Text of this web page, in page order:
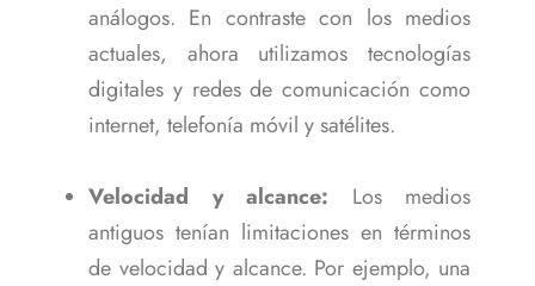
análogos. En contraste con los medios
actuales, ahora utilizamos tecnologías
digitales y redes de comunicación como
internet, telefonía móvil y satélites.
Velocidad y alcance: Los medios
antiguos tenían limitaciones en términos
de velocidad y alcance. Por ejemplo, una